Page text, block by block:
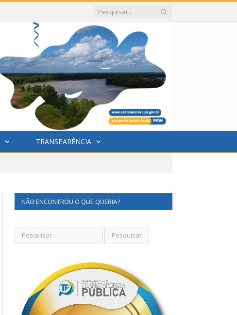
TRANSPARÊNCIA
NÃO ENCONTROU O QUE QUERIA?